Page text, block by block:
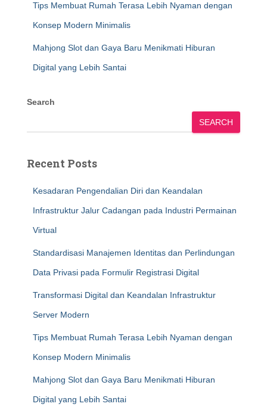
Tips Membuat Rumah Terasa Lebih Nyaman dengan
Konsep Modern Minimalis
Mahjong Slot dan Gaya Baru Menikmati Hiburan
Digital yang Lebih Santai
Search
SEARCH
Recent Posts
Kesadaran Pengendalian Diri dan Keandalan
Infrastruktur Jalur Cadangan pada Industri Permainan
Virtual
Standardisasi Manajemen Identitas dan Perlindungan
Data Privasi pada Formulir Registrasi Digital
Transformasi Digital dan Keandalan Infrastruktur
Server Modern
Tips Membuat Rumah Terasa Lebih Nyaman dengan
Konsep Modern Minimalis
Mahjong Slot dan Gaya Baru Menikmati Hiburan
Digital yang Lebih Santai